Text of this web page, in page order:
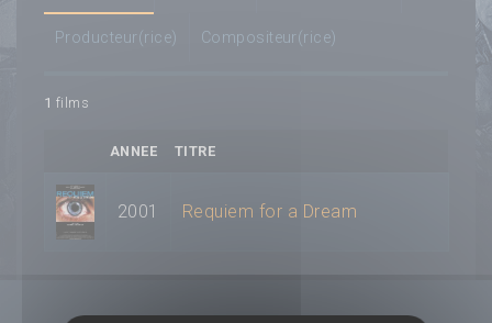
Producteur(rice) Compositeur(rice)
1 films
ANNEE TITRE
2001 Requiem for a Dream